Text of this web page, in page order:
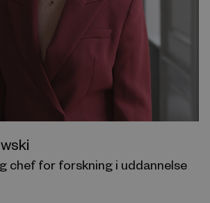
chef for forskning i uddannelse